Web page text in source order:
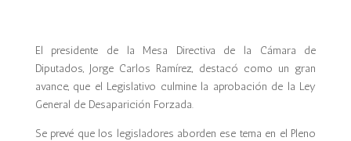
El presidente de la Mesa Directiva de la Cámara de
Diputados, Jorge Carlos Ramírez, destacó como un gran
avance, que el Legislativo culmine la aprobación de la Ley
General de Desaparición Forzada.
Se prevé que los legisladores aborden ese tema en el Pleno